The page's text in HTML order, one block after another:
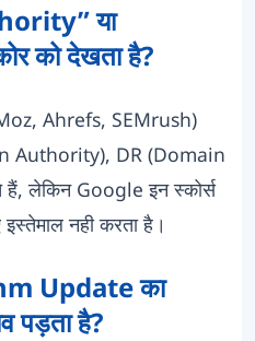
या
को देखता है?
Ahrefs, SEMrush)
Authority), DR (Domain
हैं, लेकिन Google इन स्कोर्स
नही करता है।
Update का
पड़ता है?